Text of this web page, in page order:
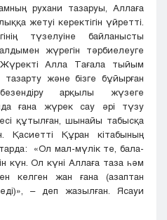
рухани тазаруы, Аллаға
жетуі керектігін үйретті.
түзелуіне байланысты
жүрегін тәрбиелеуге
Алла Тағала тыйым
және бізге бұйырған
арқылы жүзеге
ғана жүрек сау әрі түзу
құтылған, шынайы табысқа
Қасиетті Құран кітабының
«Ол мал-мүлік те, бала-
күн. Ол күні Аллаға таза һәм
келген жан ғана (азаптан
– деп жазылған. Ясауи